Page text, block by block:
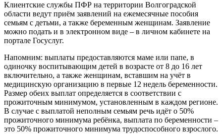
Клиентские службы ПФР на территории Волгоградской
области ведут приём заявлений на ежемесячные пособия
семьям с детьми, а также беременным женщинам. Заявление
можно подать и в электронном виде – в личном кабинете на
портале Госуслуг.
Напомним: выплаты предоставляются маме или папе, в
одиночку воспитывающим детей в возрасте от 8 до 16 лет
включительно, а также женщинам, вставшим на учёт в
медицинскую организацию в первые 12 недель беременности.
Размер обеих выплат определяется в соответствии с
прожиточным минимумом, установленным в каждом регионе.
В случае с выплатой неполным семьям речь идёт о 50%
прожиточного минимума ребёнка, выплата по беременности –
это 50% прожиточного минимума трудоспособного взрослого.